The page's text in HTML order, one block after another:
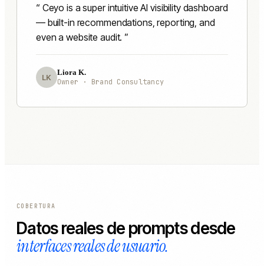
Ceyo is a super intuitive AI visibility dashboard
— built-in recommendations, reporting, and
even a website audit.
LK
Liora K.
Owner · Brand Consultancy
COBERTURA
Datos reales de prompts desde
interfaces reales de usuario.